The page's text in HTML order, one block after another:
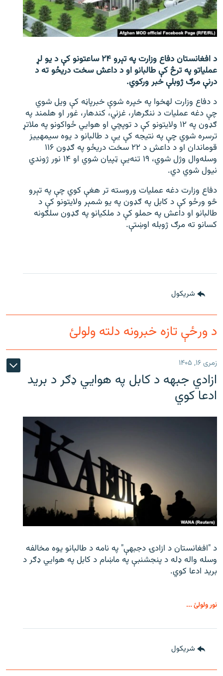
اړیکه
دري پاڼه
Azadi English
راسره ملګري شئ
د ازادې اروپا/ ازادي راډيو ټولې پاڼې
د افغانستان دفاع وزارت په تېرو ۲۴ ساعتونو کې د یو لړ
عملیاتو په ترڅ کې طالبانو او د داعش سخت دریځو ته د
درنې مرګ ژوبلې خبر ورکوي.
د دفاع وزارت له‎خوا په خپره شوې خبرپاڼه کې ویل شوي
چې دغه عملیات د ننګرهار، غزني، کندهار، غور او هلمند په
ګډون په ۱۲ ولایتونو کې د توپچي او هوایي ځواکونو په ملاتړ
ترسره شوي چې په نتیجه کې یې د طالبانو د یوه سیمه‎ییز
قوماندان او د داعش د ۲۲ سخت دریځو په ګډون ۱۱۶
وسله‌وال وژل شوي، ۱۹ تنه‌یې ټپیان شوي او ۱۴ نور ژوندي
نیول شوي دي.
دفاع وزارت دغه عملیات وروسته تر هغې کوي چې په تېرو
څو ورځو کې د کابل په ګډون په یو شمېر ولایتونو کې د
طالبانو او داعش په حملو کې د ملکیانو په ګډون سلګونه
کسانو ته مرګ ژوبله اوښتې.
شريکول
د ورځې تازه خبرونه دلته ولولئ
زمری ۱۶, ۱۴۰۵
ازادي جبهه د کابل په هوايي ډګر د برید
ادعا کوي
د "افغانستان د ازادۍ دجبهې" په نامه د طالبانو یوه مخالفه
وسله واله ډله د پنجشنبې په ماښام د کابل په هوايي ډګر د
برید ادعا کوي.
نور ولولئ ...
شريکول